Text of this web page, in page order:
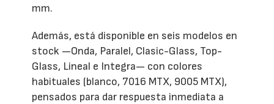
mm.
Además, está disponible en seis modelos en
stock —Onda, Paralel, Clasic-Glass, Top-
Glass, Lineal e Integra— con colores
habituales (blanco, 7016 MTX, 9005 MTX),
pensados para dar respuesta inmediata a